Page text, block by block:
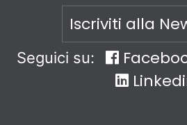
Iscriviti alla
Seguici su: